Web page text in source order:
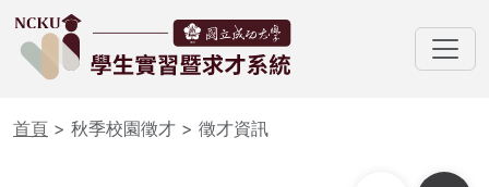
首頁 > 秋季校園徵才 > 徵才資訊